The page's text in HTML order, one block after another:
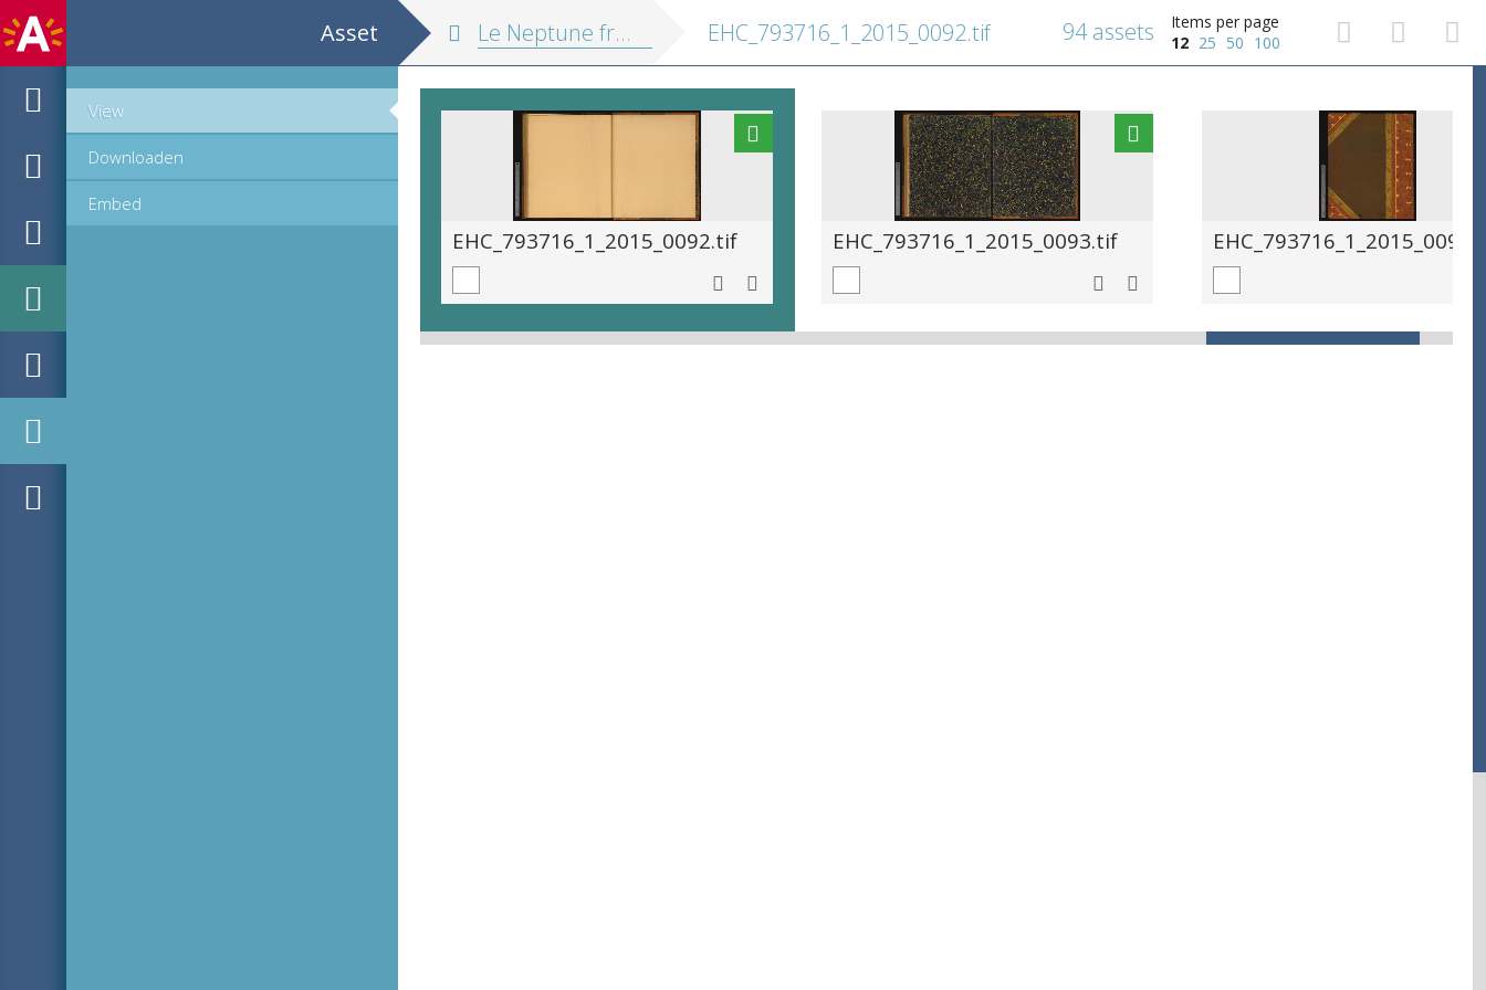
Asset
View
Downloaden
Embed
Le Neptune françois, ou Atlas nouveau des cartes marines, levées et gravées par ordre exprés du roy, pour l'usage de ses armées de mer EHC_793716_1_2015_0092.tif
Items per page
12 25 50 100
94 assets
EHC_793716_1_2015_0092.tif EHC_793716_1_2015_0093.tif